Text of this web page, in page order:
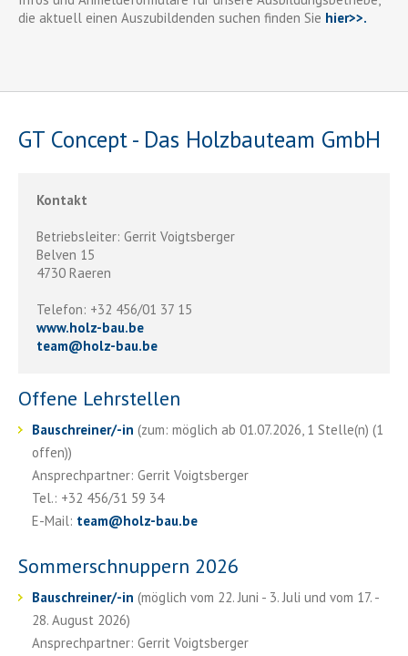
die aktuell einen Auszubildenden suchen finden Sie hier>>.
GT Concept - Das Holzbauteam GmbH
Kontakt
Betriebsleiter: Gerrit Voigtsberger
Belven 15
4730 Raeren
Telefon: +32 456/01 37 15
www.holz-bau.be
team@holz-bau.be
Offene Lehrstellen
Bauschreiner/-in (zum: möglich ab 01.07.2026, 1 Stelle(n) (1
offen))
Ansprechpartner: Gerrit Voigtsberger
Tel.: +32 456/31 59 34
E-Mail: team@holz-bau.be
Sommerschnuppern 2026
Bauschreiner/-in (möglich vom 22. Juni - 3. Juli und vom 17. -
28. August 2026)
Ansprechpartner: Gerrit Voigtsberger